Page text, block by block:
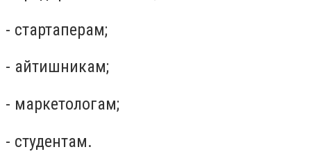
- стартаперам;
- айтишникам;
- маркетологам;
- студентам.